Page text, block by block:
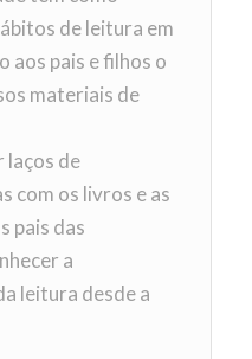
de leitura em
aos pais e filhos o
materiais de
laços de
com os livros e as
pais das
a
leitura desde a